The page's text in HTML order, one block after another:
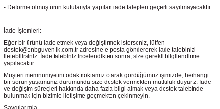
- Deforme olmuş ürün kutularıyla yapılan iade talepleri geçerli sayılmayacaktır.
İade İşlemleri:
Eğer bir ürünü iade etmek veya değiştirmek isterseniz, lütfen
destek@enbguvenlik.com.tr adresine e-posta göndererek iade talebinizi
iletebilirsiniz. İade talebiniz incelendikten sonra, size gerekli bilgilendirme
yapılacaktır.
Müşteri memnuniyetini odak noktamız olarak gördüğümüz işimizde, herhangi
bir sorun yaşamanız durumunda size destek vermekten mutluluk duyarız. İade
ve değişim süreçleri hakkında daha fazla bilgi almak veya destek talebinde
bulunmak için bizimle iletişime geçmekten çekinmeyin.